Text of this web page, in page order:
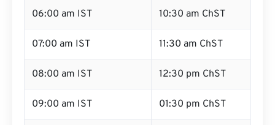
06:00 am IST 10:30 am ChST
07:00 am IST 11:30 am ChST
08:00 am IST 12:30 pm ChST
09:00 am IST 01:30 pm ChST